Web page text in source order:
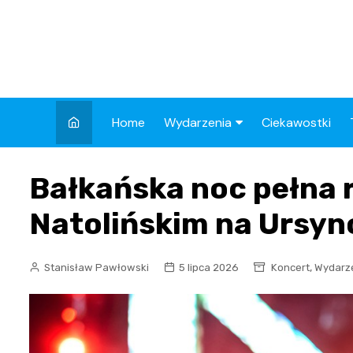
Home Wydarzenia
Wypadek
Drogi
Ciekawostki
Bałkańska noc
Natolińskim na
Stanisław Pawłowski 5 lipca 2026 Koncert,